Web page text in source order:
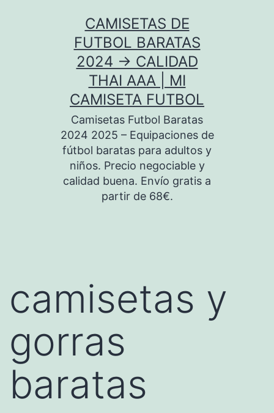
CAMISETAS DE
FUTBOL BARATAS
2024 → CALIDAD
THAI AAA | MI
CAMISETA FUTBOL
Camisetas Futbol Baratas
2024 2025 – Equipaciones de
fútbol baratas para adultos y
niños. Precio negociable y
calidad buena. Envío gratis a
partir de 68€.
camisetas y
gorras
baratas